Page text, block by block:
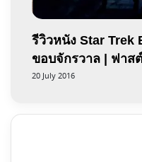
รีวิวหนัง Star Trek
ขอบจักรวาล | ฟาส
20 July 2016